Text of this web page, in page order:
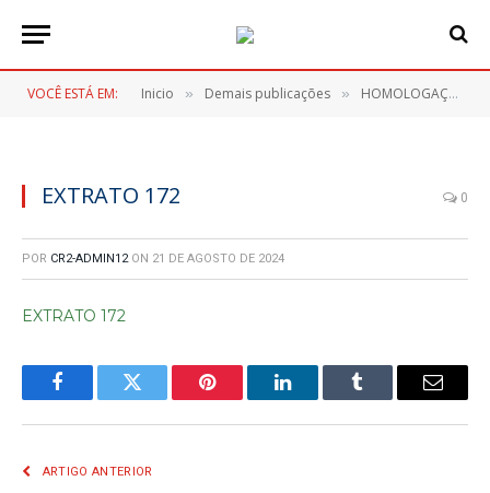
VOCÊ ESTÁ EM: Inicio » Demais publicações » HOMOLOGAÇÃO – PREGÃO ELETRONICO Nº 085/2024
EXTRATO 172 0
POR CR2-ADMIN12 ON 21 DE AGOSTO DE 2024
EXTRATO 172
FacebookTwitter Pinterest LinkedInTumblr
E-
ARTIGO ANTERIOR